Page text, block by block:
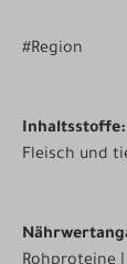
#Region
Inhaltsstoffe:
Fleisch und